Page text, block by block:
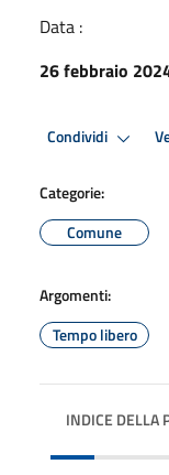
Data :
26 febbraio
Condividi
Categorie:
Comune
Argomenti:
Tempo libero
INDICE DELLA